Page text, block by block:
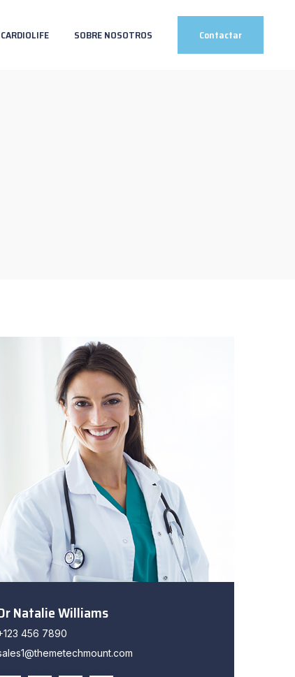
Contactar
SOBRE NOSOTROS
Natalie Williams
456 7890